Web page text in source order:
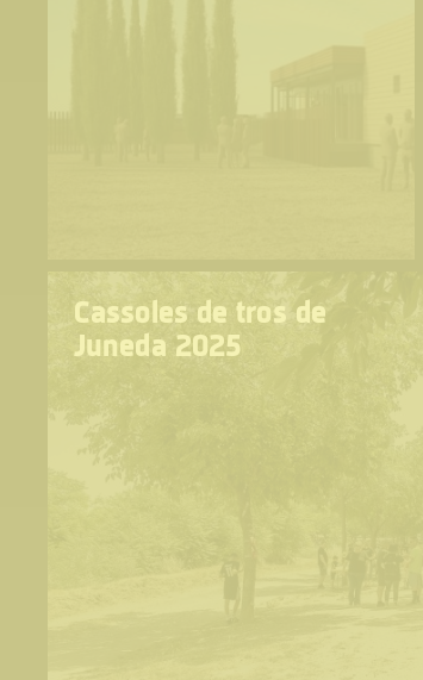
Cassoles de tros de
Juneda 2025